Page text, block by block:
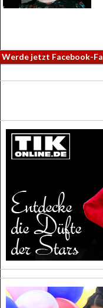
Werde jetzt Facebook-